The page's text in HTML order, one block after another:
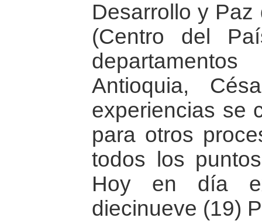
Desarrollo y
(Centro del
Antioquia,
experiencias se
para otros
todos los
Hoy en día
diecinueve (19)